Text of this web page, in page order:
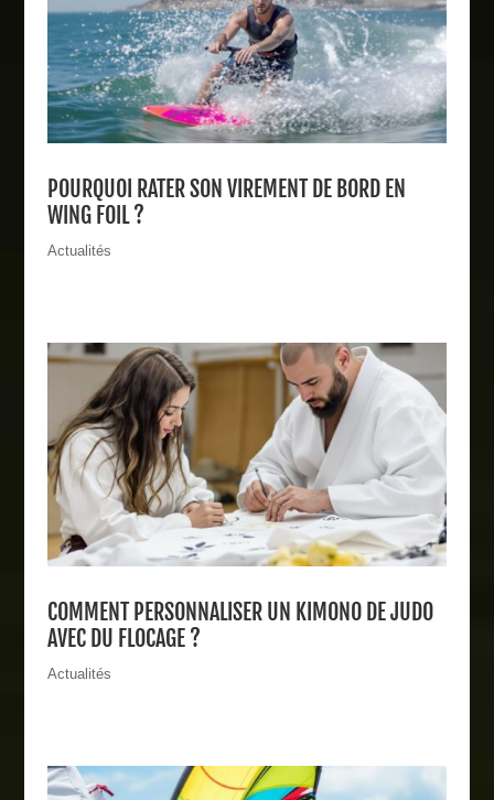
POURQUOI RATER SON VIREMENT DE BORD EN
WING FOIL ?
Actualités
COMMENT PERSONNALISER UN KIMONO DE JUDO
AVEC DU FLOCAGE ?
Actualités